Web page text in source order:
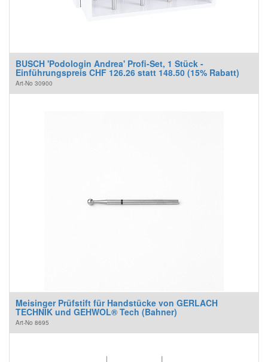
BUSCH 'Podologin Andrea' Profi-Set, 1 Stück -
Einführungspreis CHF 126.26 statt 148.50 (15% Rabatt)
Art-No 30900
Meisinger Prüfstift für Handstücke von GERLACH
TECHNIK und GEHWOL® Tech (Bahner)
Art-No 8695